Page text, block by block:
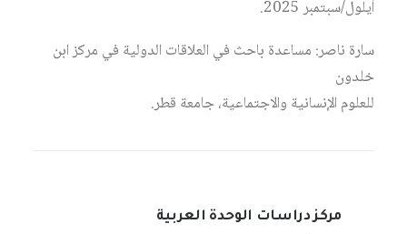
أيلول/سبتمبر 2025.
سارة ناصر: مساعدة باحث في العلاقات الدولية في مركز ابن
خلدون
للعلوم الإنسانية والاجتماعية، جامعة قطر.
مركز دراسات الوحدة العربية